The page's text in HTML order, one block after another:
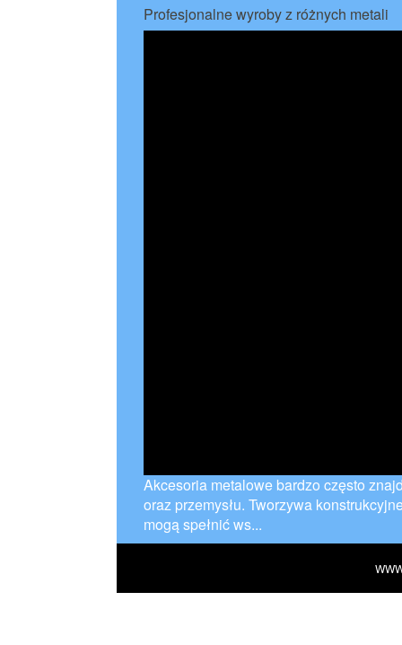
Profesjonalne wyroby z różnych metali
Akcesoria metalowe bardzo często
oraz przemysłu. Tworzywa
mogą spełnić ws...